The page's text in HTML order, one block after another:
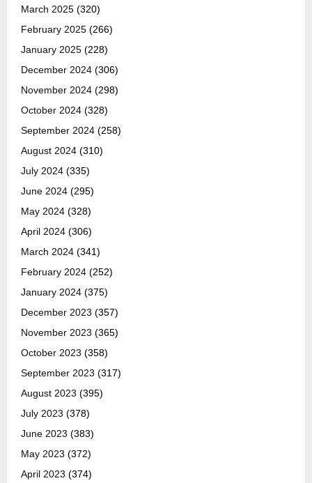
March 2025 (320)
February 2025 (266)
January 2025 (228)
December 2024 (306)
November 2024 (298)
October 2024 (328)
September 2024 (258)
August 2024 (310)
July 2024 (335)
June 2024 (295)
May 2024 (328)
April 2024 (306)
March 2024 (341)
February 2024 (252)
January 2024 (375)
December 2023 (357)
November 2023 (365)
October 2023 (358)
September 2023 (317)
August 2023 (395)
July 2023 (378)
June 2023 (383)
May 2023 (372)
April 2023 (374)